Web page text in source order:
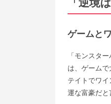
「逆境
ゲームと
「モンスタ
は、ゲーム
テイトでワ
運な富豪だと